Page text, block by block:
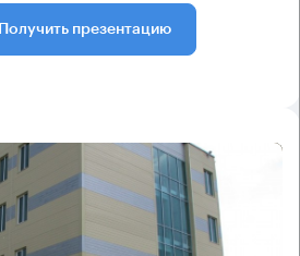
Получить презентацию